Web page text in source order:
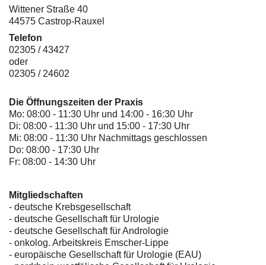
Wittener Straße 40
44575 Castrop-Rauxel
Telefon
02305 / 43427
oder
02305 / 24602
Die Öffnungszeiten der Praxis
Mo: 08:00 - 11:30 Uhr und 14:00 - 16:30 Uhr
Di: 08:00 - 11:30 Uhr und 15:00 - 17:30 Uhr
Mi: 08:00 - 11:30 Uhr Nachmittags geschlossen
Do: 08:00 - 17:30 Uhr
Fr: 08:00 - 14:30 Uhr
Mitgliedschaften
- deutsche Krebsgesellschaft
- deutsche Gesellschaft für Urologie
- deutsche Gesellschaft für Andrologie
- onkolog. Arbeitskreis Emscher-Lippe
- europäische Gesellschaft für Urologie (EAU)